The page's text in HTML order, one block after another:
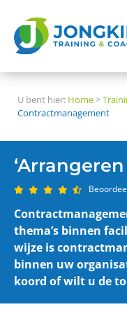
U bent hier: Home>
Contractmanagement
thema’s binnen
wijze is
binnen uw
koord of wilt u de